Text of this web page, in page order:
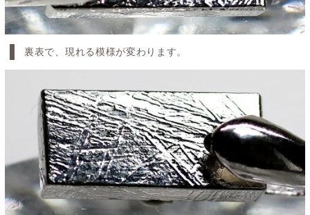
裏表で、現れる模様が変わります。